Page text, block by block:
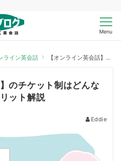
Menu
ライン英会話 【オンライン英会話】のチケット制はどんな感じ？メリットデメリット解説
のチケット制はどんな
ット解説
Eddie